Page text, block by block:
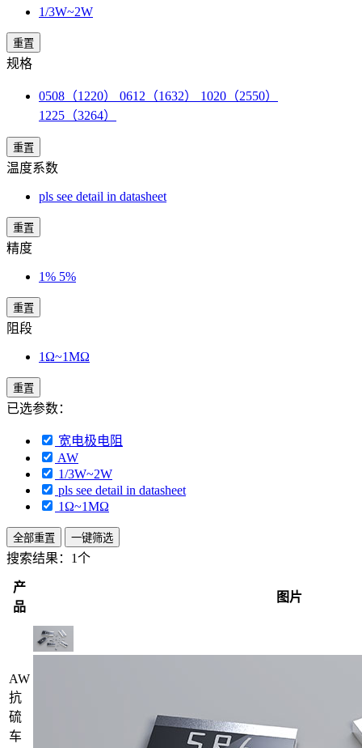
1/3W~2W
重置
规格
0508（1220） 0612（1632） 1020（2550）
1225（3264）
重置
温度系数
pls see detail in datasheet
重置
精度
1% 5%
重置
阻段
1Ω~1MΩ
重置
已选参数：
宽电极电阻
AW
1/3W~2W
pls see detail in datasheet
1Ω~1MΩ
全部重置 一键筛选
搜索结果： 1个
产
品
图片
AW
抗
硫
车